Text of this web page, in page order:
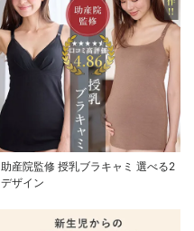
助産院監修 授乳ブラキャミ 選べる2
デザイン